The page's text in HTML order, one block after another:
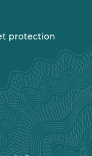
protection